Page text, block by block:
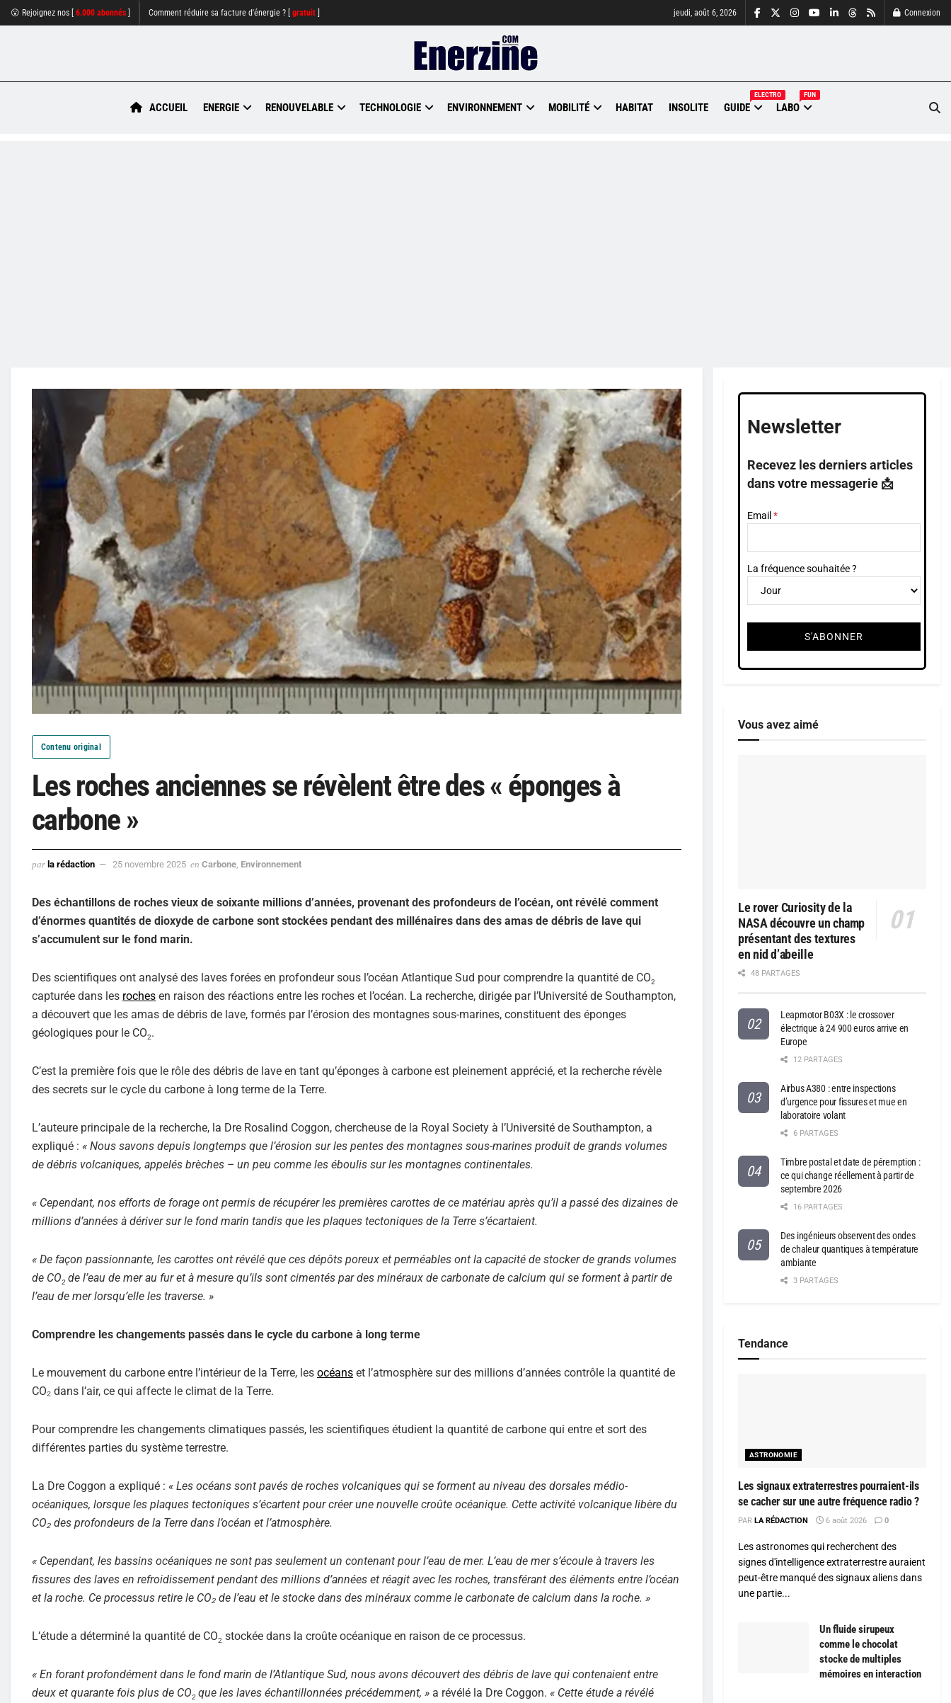
😮 Rejoignez nos [ 6.000 abonnés Comment réduire sa facture d'énergie ? [ gratuit jeudi, août 6, 2026 Connexion
ACCUEIL ENERGIE RENOUVELABLE TECHNOLOGIE ENVIRONNEMENT MOBILITÉ HABITAT INSOLITE GUIDE
ELECTRO
LABO
FUN
Contenu original
Les roches anciennes se révèlent être des « éponges à
carbone »
par la rédaction 25 novembre 2025 en Carbone Environnement
Des échantillons de roches vieux de soixante millions d’années, provenant des profondeurs de l’océan, ont révélé comment
d’énormes quantités de dioxyde de carbone sont stockées pendant des millénaires dans des amas de débris de lave qui
s’accumulent sur le fond marin.
Des scientifiques ont analysé des laves forées en profondeur sous l’océan Atlantique Sud pour comprendre la quantité de CO2
capturée dans les roches en raison des réactions entre les roches et l’océan. La recherche, dirigée par l’Université de Southampton,
a découvert que les amas de débris de lave, formés par l’érosion des montagnes sous-marines, constituent des éponges
géologiques pour le CO2.
C’est la première fois que le rôle des débris de lave en tant qu’éponges à carbone est pleinement apprécié, et la recherche révèle
des secrets sur le cycle du carbone à long terme de la Terre.
L’auteure principale de la recherche, la Dre Rosalind Coggon, chercheuse de la Royal Society à l’Université de Southampton, a
expliqué : « Nous savons depuis longtemps que l’érosion sur les pentes des montagnes sous-marines produit de grands volumes
de débris volcaniques, appelés brèches – un peu comme les éboulis sur les montagnes continentales.
« Cependant, nos efforts de forage ont permis de récupérer les premières carottes de ce matériau après qu’il a passé des dizaines de
millions d’années à dériver sur le fond marin tandis que les plaques tectoniques de la Terre s’écartaient.
« De façon passionnante, les carottes ont révélé que ces dépôts poreux et perméables ont la capacité de stocker de grands volumes
de CO2 de l’eau de mer au fur et à mesure qu’ils sont cimentés par des minéraux de carbonate de calcium qui se forment à partir de
l’eau de mer lorsqu’elle les traverse. »
Comprendre les changements passés dans le cycle du carbone à long terme
Le mouvement du carbone entre l’intérieur de la Terre, les océans et l’atmosphère sur des millions d’années contrôle la quantité de
CO₂ dans l’air, ce qui affecte le climat de la Terre.
Pour comprendre les changements climatiques passés, les scientifiques étudient la quantité de carbone qui entre et sort des
différentes parties du système terrestre.
La Dre Coggon a expliqué : « Les océans sont pavés de roches volcaniques qui se forment au niveau des dorsales médio-
océaniques, lorsque les plaques tectoniques s’écartent pour créer une nouvelle croûte océanique. Cette activité volcanique libère du
CO₂ des profondeurs de la Terre dans l’océan et l’atmosphère.
« Cependant, les bassins océaniques ne sont pas seulement un contenant pour l’eau de mer. L’eau de mer s’écoule à travers les
fissures des laves en refroidissement pendant des millions d’années et réagit avec les roches, transférant des éléments entre l’océan
et la roche. Ce processus retire le CO₂ de l’eau et le stocke dans des minéraux comme le carbonate de calcium dans la roche. »
L’étude a déterminé la quantité de CO2 stockée dans la croûte océanique en raison de ce processus.
« En forant profondément dans le fond marin de l’Atlantique Sud, nous avons découvert des débris de lave qui contenaient entre
deux et quarante fois plus de CO2 que les laves échantillonnées précédemment, » a révélé la Dre Coggon. « Cette étude a révélé
Newsletter
Recevez les derniers articles
dans votre messagerie 📩
Email
La fréquence souhaitée ?
Vous avez aimé
Le rover Curiosity de la
NASA découvre un champ
présentant des textures
en nid d’abeille
48 PARTAGES
Leapmotor B03X : le crossover
électrique à 24 900 euros arrive en
Europe
12 PARTAGES
Airbus A380 : entre inspections
d’urgence pour fissures et mue en
laboratoire volant
6 PARTAGES
Timbre postal et date de péremption :
ce qui change réellement à partir de
septembre 2026
16 PARTAGES
Des ingénieurs observent des ondes
de chaleur quantiques à température
ambiante
3 PARTAGES
Tendance
ASTRONOMIE
Les signaux extraterrestres pourraient-ils
se cacher sur une autre fréquence radio ?
PAR LA RÉDACTION 6 août 2026 0
Les astronomes qui recherchent des
signes d'intelligence extraterrestre auraient
peut-être manqué des signaux aliens dans
une partie...
Un fluide sirupeux
comme le chocolat
stocke de multiples
mémoires en interaction